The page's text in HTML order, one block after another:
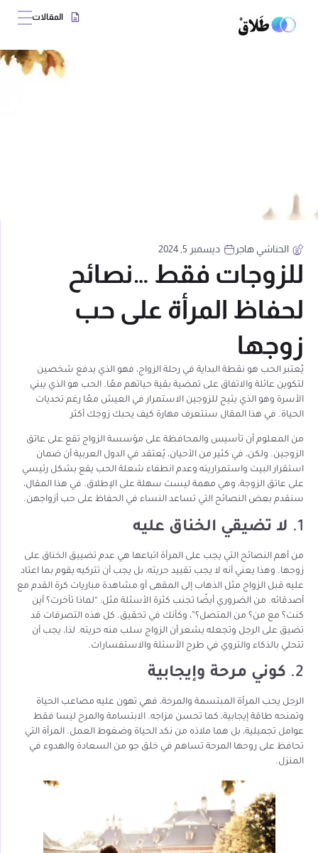
المقالات
الحناشي هاجر ديسمبر 5, 2024
للزوجات فقط …نصائح
لحفاظ المرأة على حب
زوجها
يُعتبر الحب هو نقطة البداية في رحلة الزواج، فهو الذي يدفع شخصين
لتكوين عائلة والاتفاق على تمضية بقية حياتهم معًا. الحب هو الذي يبني
الأسرة وهو الذي يتيح للزوجين الاستمرار في العيش معًا رغم تحديات
الحياة. في هذا المقال سنتعرف مهارة كيف يحبك زوجك أكثر
من المعلوم أن تأسيس والمحافظة على مؤسسة الزواج تقع على عاتق
الزوجين. ولكن، في كثير من الأحيان، يُعتقد في الدول العربية أن ضمان
استقرار البيت واستمراريته وعدم انطفاء شعلة الحب يقع بشكل رئيسي
على عاتق الزوجة، وهي مهمة ليست سهلة على الإطلاق. في هذا المقال،
سنقدم بعض النصائح التي تساعد النساء في الحفاظ على حب أزواجهن.
1. لا تضيقي الخناق عليه
من أهم النصائح التي يجب على المرأة اتباعها هي عدم تضييق الخناق على
زوجها. وهذا يعني أنه لا يجب تقييد حريته، بل يجب أن تتركيه يقوم بما اعتاد
عليه قبل الزواج مثل الذهاب إلى المقهى أو مشاهدة مباريات كرة القدم مع
أصدقائه. من الضروري أيضًا تجنب كثرة الأسئلة مثل: “لماذا تأخرت؟ أين
كنت؟ مع من؟ من المتصل؟”، وكأنك في تحقيق. كل هذه التصرفات قد
تضيق على الرجل وتجعله يشعر أن الزواج سلب منه حريته. لذا، يجب أن
تتحلي بالذكاء والتروي في طرح الأسئلة والاستفسارات.
2. كوني مرحة وإيجابية
الرجل يحب المرأة المبتسمة والمرحة، فهي تهون عليه مصاعب الحياة
وتمنحه طاقة إيجابية، كما تحسن مزاجه. الابتسامة والمرح ليسا فقط
عوامل تجميلية، بل هما ملاذه من نكد الحياة وضغوط العمل. المرأة التي
تحافظ على روحها المرحة تساهم في خلق جو من السعادة والهدوء في
المنزل.